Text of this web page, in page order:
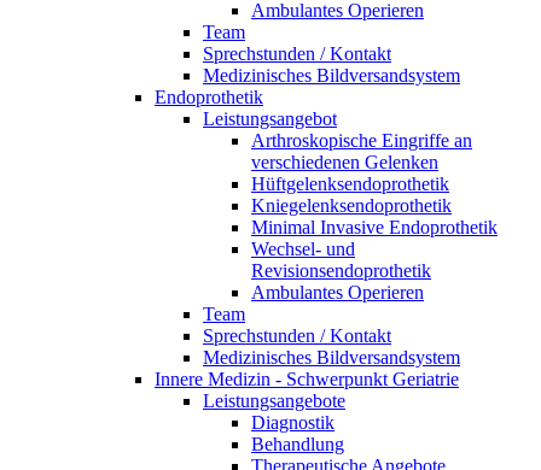
Ambulantes Operieren
Team
Sprechstunden / Kontakt
Medizinisches Bildversandsystem
Endoprothetik
Leistungsangebot
Arthroskopische Eingriffe an
verschiedenen Gelenken
Hüftgelenksendoprothetik
Kniegelenksendoprothetik
Minimal Invasive Endoprothetik
Wechsel- und
Revisionsendoprothetik
Ambulantes Operieren
Team
Sprechstunden / Kontakt
Medizinisches Bildversandsystem
Innere Medizin - Schwerpunkt Geriatrie
Leistungsangebote
Diagnostik
Behandlung
Therapeutische Angebote